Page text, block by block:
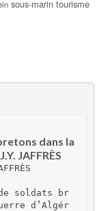
sous-marin tourisme
dans la
JAFFRÈS
soldats br
d’Algér